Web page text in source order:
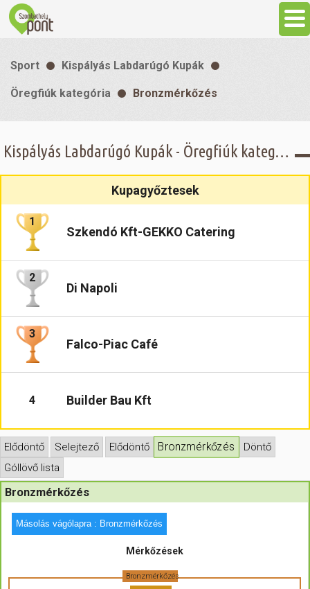
Programok
Gasztronómia
Szállás
Sport
Szabadidő
Hasznos
Sport Kispályás Labdarúgó Kupák
Öregfiúk kategória Bronzmérkőzés
Kispályás Labdarúgó Kupák - Öregfiúk kategória - Bronzmérkőzés
Kupagyőztesek
1
Szkendó Kft-GEKKO Catering
2
Di Napoli
3
Falco-Piac Café
4 Builder Bau Kft
Elődöntő Selejtező Elődöntő Bronzmérkőzés
Döntő
Góllövő lista
Bronzmérkőzés
Másolás vágólapra : Bronzmérkőzés
Mérkőzések
Bronzmérkőzés